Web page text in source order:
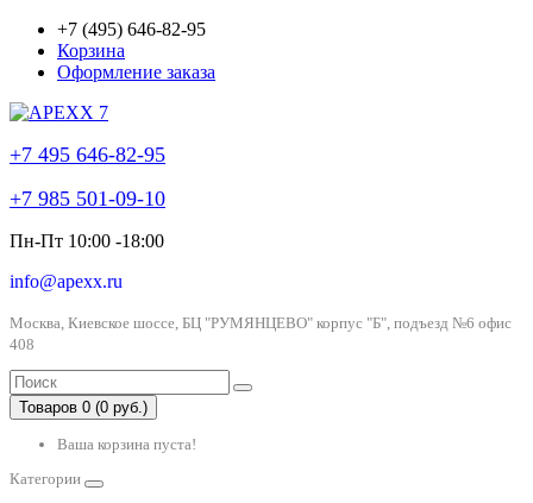
+7 (495) 646-82-95
Корзина
Оформление заказа
+7 495 646-82-95
+7 985 501-09-10
Пн-Пт 10:00 -18:00
info@apexx.ru
Москва, Киевское шоссе, БЦ "РУМЯНЦЕВО" корпус "Б", подъезд №6 офис
408
Товаров 0 (0 руб.)
Ваша корзина пуста!
Категории